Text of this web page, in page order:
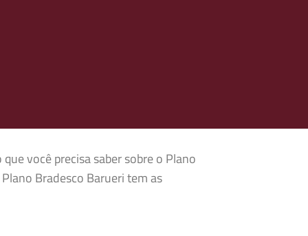
você precisa saber sobre o Plano
Bradesco Barueri tem as